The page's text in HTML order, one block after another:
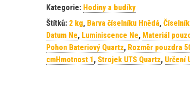
Kategorie: Hodiny a budíky
Štítků: 2 kg, Barva číselníku Hnědá,
Datum Ne, Luminiscence Ne, Materiál
Pohon Bateriový Quartz, Rozměr pouzdra
cmHmotnost 1, Strojek UTS Quartz, Určení